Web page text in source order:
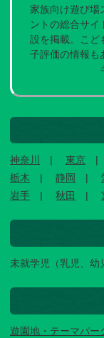
家族向け遊び場
ントの総合サ
設を掲載。こど
子評価の情報も
神奈川 東京
栃木
静岡
岩手
秋田
未就学児（乳児、幼
遊園地・テーマパー